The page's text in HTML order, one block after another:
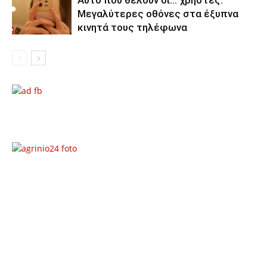
Μεγαλύτερες οθόνες στα έξυπνα
κινητά τους τηλέφωνα